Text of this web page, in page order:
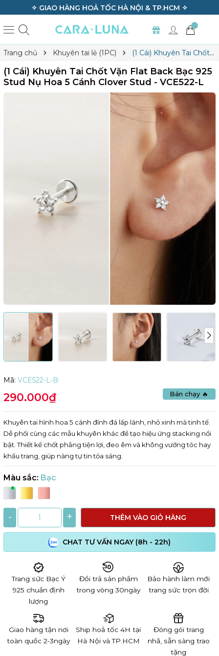
✧ GIAO HÀNG HOẢ TỐC HÀ NỘI & TP.HCM ✧
Trang chủ Khuyên tai lẻ (1PC)
(1 Cái) Khuyên Tai Chốt
VCE522-L
(1 Cái) Khuyên Tai Chốt Vặn Flat Back Bạc 925
Stud Nụ Hoa 5 Cánh Clover Stud - VCE522-L
Mã: VCE522-L-B
Bán chạy 🔥
290.000₫
Khuyên tai hình hoa 5 cánh đính đá lấp lánh, nhỏ xinh mà tinh tế.
Dễ phối cùng các mẫu khuyên khác để tạo hiệu ứng stacking nổi
bật. Thiết kế chốt phẳng tiện lợi, đeo êm và không vướng tóc hay
khẩu trang, giúp nàng tự tin tỏa sáng.
Màu sắc: Bạc
- + THÊM VÀO GIỎ HÀNG
CHAT TƯ VẤN NGAY (8h - 22h)
Trang sức Bạc Ý
925 chuẩn định
lượng
Đổi trả sản phẩm
trong vòng 30ngày
Bảo hành làm mới
trang sức trọn đời
Giao hàng tận nơi
toàn quốc 2-3ngày
Ship hoả tốc 4H tại
Hà Nội và TP.HCM
Đóng gói trang
nhã, sẵn sàng trao
tặng